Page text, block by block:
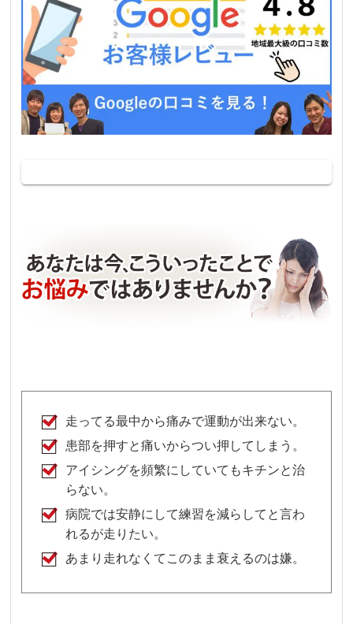
走ってる最中から痛みで運動が出来ない。
患部を押すと痛いからつい押してしまう。
アイシングを頻繁にしていてもキチンと治
らない。
病院では安静にして練習を減らしてと言わ
れるが走りたい。
あまり走れなくてこのまま衰えるのは嫌。